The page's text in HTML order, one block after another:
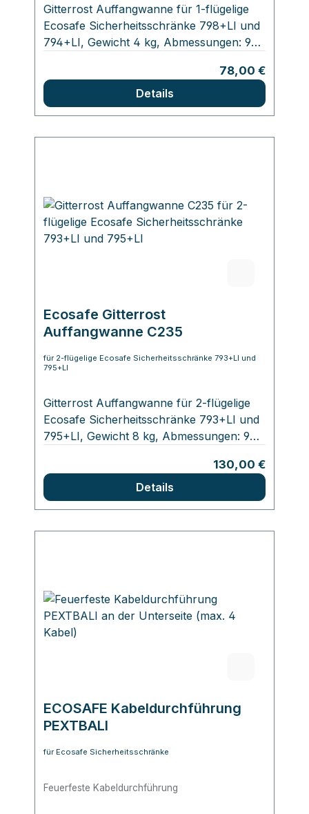
Gitterrost Auffangwanne für 1-flügelige
Ecosafe Sicherheitsschränke 798+LI und
794+LI, Gewicht 4 kg, Abmessungen: 90
ist die Bodenauffangwanne als weitere
Ablagefläche am Boden des
Sicherheitsschrank nutzbar.
Regulärer Preis:
78,00 €
Details
Ecosafe Gitterrost
Auffangwanne C235
für 2-flügelige Ecosafe Sicherheitsschränke 793+LI und
795+LI
Gitterrost Auffangwanne für 2-flügelige
Ecosafe Sicherheitsschränke 793+LI und
795+LI, Gewicht 8 kg, Abmessungen: 90
ist die Bodenauffangwanne als weitere
Ablagefläche am Boden des
Sicherheitsschrank nutzbar.
Regulärer Preis:
130,00 €
Details
ECOSAFE Kabeldurchführung
PEXTBALI
für Ecosafe Sicherheitsschränke
Feuerfeste Kabeldurchführung